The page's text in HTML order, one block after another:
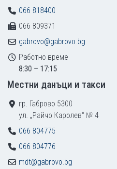
066 818400
066 809371
gabrovo@gabrovo.bg
Работно време
8:30 – 17:15
Местни данъци и такси
гр. Габрово 5300
ул. „Райчо Каролев“ № 4
066 804775
066 804776
mdt@gabrovo.bg